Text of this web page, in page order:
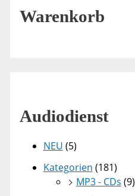
Warenkorb
Audiodienst
NEU (5)
Kategorien (181)
MP3 - CDs (9)